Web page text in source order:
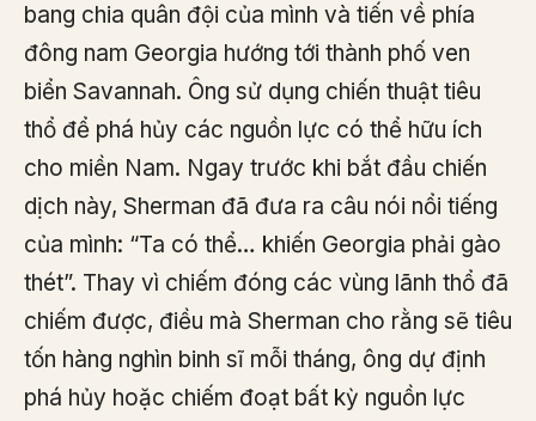
bang chia quân đội của mình và tiến về phía
đông nam Georgia hướng tới thành phố ven
biển Savannah. Ông sử dụng chiến thuật tiêu
thổ để phá hủy các nguồn lực có thể hữu ích
cho miền Nam. Ngay trước khi bắt đầu chiến
dịch này, Sherman đã đưa ra câu nói nổi tiếng
của mình: “Ta có thể… khiến Georgia phải gào
thét”. Thay vì chiếm đóng các vùng lãnh thổ đã
chiếm được, điều mà Sherman cho rằng sẽ tiêu
tốn hàng nghìn binh sĩ mỗi tháng, ông dự định
phá hủy hoặc chiếm đoạt bất kỳ nguồn lực